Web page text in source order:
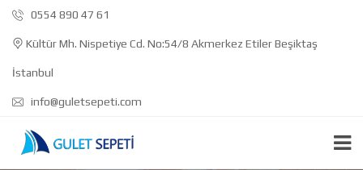
0554 890 47 61
Kültür Mh. Nispetiye Cd. No:54/8 Akmerkez Etiler Beşiktaş
İstanbul
info@guletsepeti.com